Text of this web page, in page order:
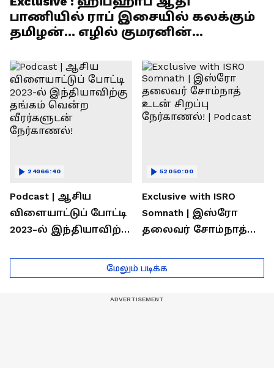
பாணியில் ராப் இசையில் கலக்கும்
தமிழன்... எழில் குமரனின்
Podcast | ஆசிய
விளையாட்டுப் போட்டி
2023-ல் இந்தியாவிற்கு
வீரர்களுடன்
நேர்காணல்!
24966:40
Exclusive with ISRO
Somnath | இஸ்ரோ
தலைவர் சோம்நாத்
நேர்காணல்! | Podcast
52050:00
மேலும் படிக்க